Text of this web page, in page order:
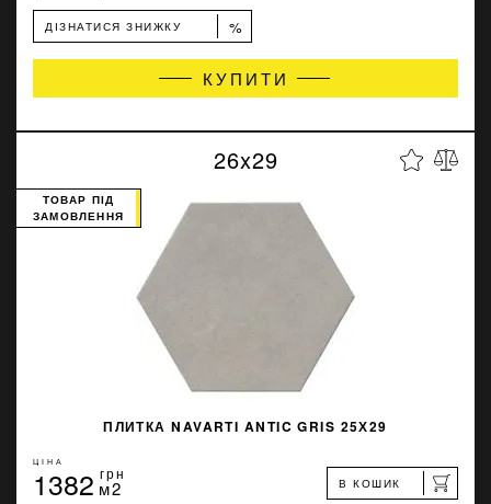
ДІЗНАТИСЯ ЗНИЖКУ %
КУПИТИ
26x29
ПЛИТКА NAVARTI ANTIC GRIS 25Х29
ТОВАР ПІД
ЗАМОВЛЕННЯ
ЦІНА
1382 грн
м2 В КОШИК